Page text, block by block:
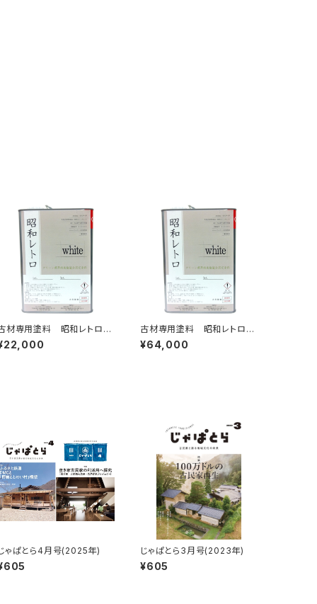
材専用塗料 昭和レトロ
古材専用塗料 昭和レトロ
15kg
¥64,000
ゃぱとら4月号(2025年) じゃぱとら3月号(2023年)
¥605